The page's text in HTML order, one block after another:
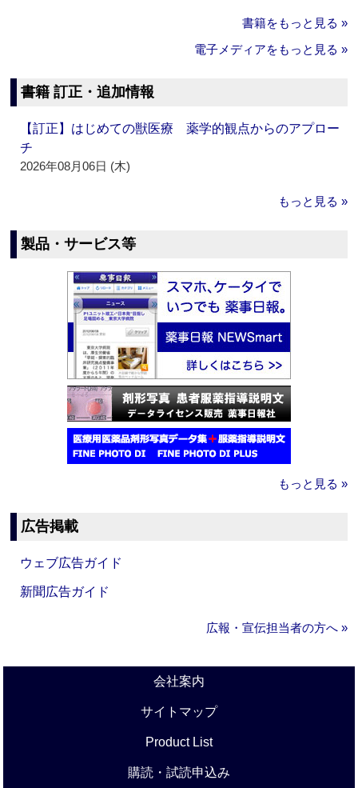
書籍をもっと見る »
電子メディアをもっと見る »
書籍 訂正・追加情報
【訂正】はじめての獣医療 薬学的観点からのアプロー
チ
2026年08月06日 (木)
もっと見る »
製品・サービス等
もっと見る »
広告掲載
ウェブ広告ガイド
新聞広告ガイド
広報・宣伝担当者の方へ »
会社案内
サイトマップ
Product List
購読・試読申込み